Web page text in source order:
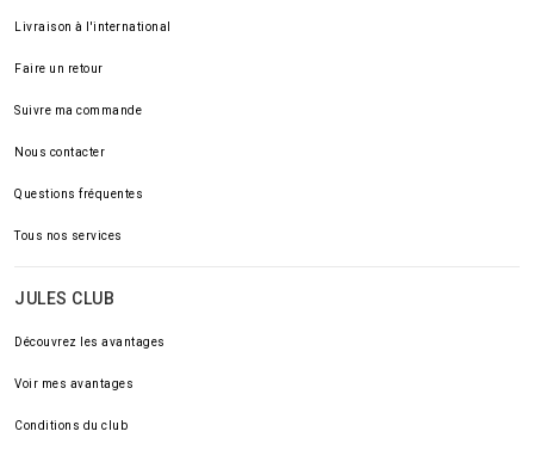
Livraison à l'international
Faire un retour
Suivre ma commande
Nous contacter
Questions fréquentes
Tous nos services
JULES CLUB
Découvrez les avantages
Voir mes avantages
Conditions du club